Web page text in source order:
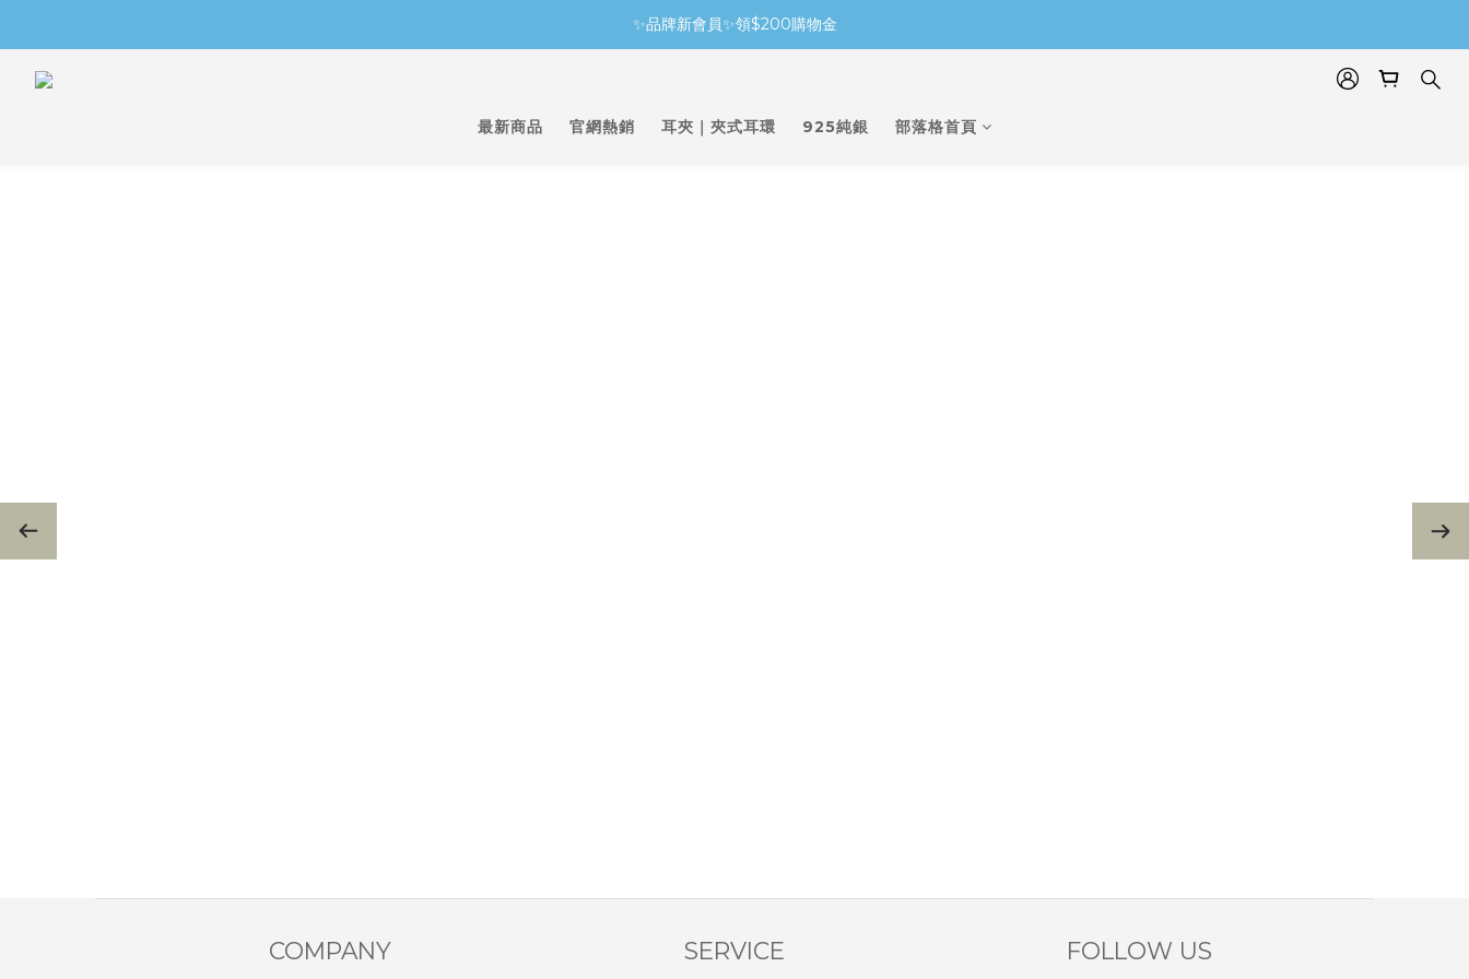
✨品牌新會員✨領$200購物金
最新商品 官網熱銷 耳夾｜夾式耳環 925純銀 部落格首頁
COMPANY SERVICE FOLLOW US